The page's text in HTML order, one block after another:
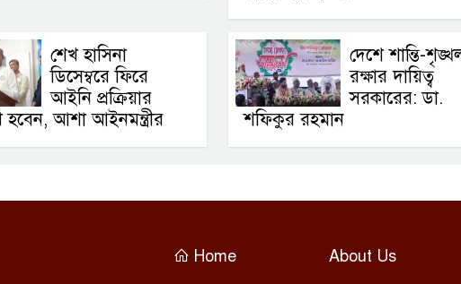
শেখ হাসিনা
ডিসেম্বরে ফিরে
আইনি প্রক্রিয়ার
আশা আইনমন্ত্রীর
দেশে শান্তি-
রক্ষার দায়িত্ব
সরকারের: ডা.
শফিকুর রহমান
Home About Us